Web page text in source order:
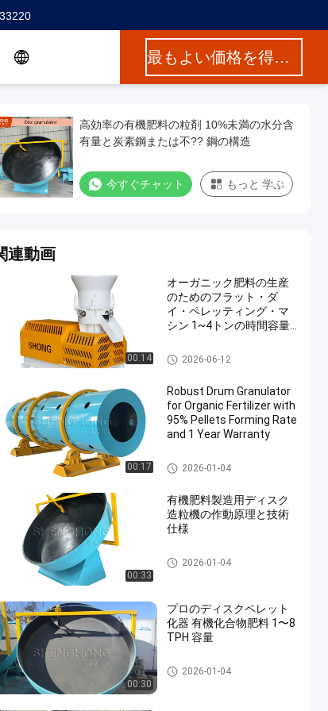
最もよい価格を得なさい
高効率の有機肥料の粒剤 10%未満の水分含
有量と炭素鋼または不?? 鋼の構造
今すぐチャット もっと 学ぶ
連動画
00:14
オーガニック肥料の生産
のためのフラット・ダ
イ・ペレッティング・マ
シン 1~4トンの時間容量
有機肥料の造粒機
2026-06-12
00:17
Robust Drum Granulator
for Organic Fertilizer with
95% Pellets Forming Rate
and 1 Year Warranty
有機肥料の造粒機
2026-01-04
00:33
有機肥料製造用ディスク
造粒機の作動原理と技術
仕様
有機肥料の造粒機
2026-01-04
00:30
プロのディスクペレット
化器 有機化合物肥料 1〜8
TPH 容量
有機肥料の造粒機
2026-01-04